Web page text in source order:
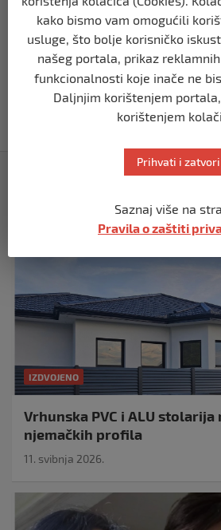
prije 5 mjeseci
BIH
Akcija SIPA-e:
pomoćni objekti
prije 5 mjeseci
IZDVOJENO
Vrhunska PVC i ALU
njemačkih profila
11. svibnja 2026.
kako bismo vam omogućili
usluge, što bolje korisničko
našeg portala, prikaz
funkcionalnosti koje inače ne
Daljnjim korištenjem
korištenjem
Prihvati i zatvori
Saznaj više na
Pravila o zaštiti